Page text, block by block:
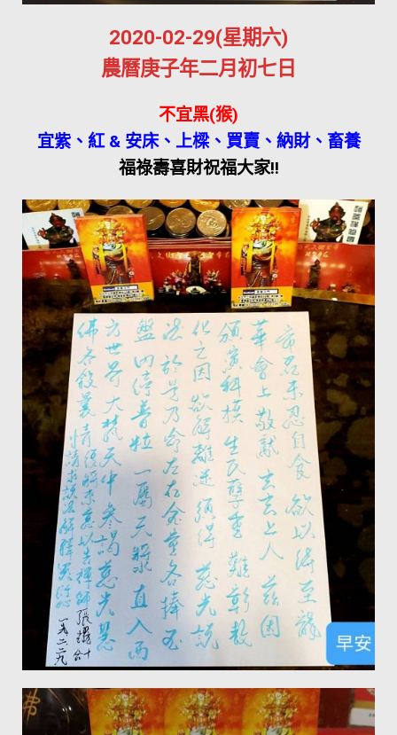
2020-02-29(星期六)
農曆庚子年二月初七日
不宜黑(猴)
宜紫、紅 & 安床、上樑、買賣、納財、畜養
福祿壽喜財祝福大家!!